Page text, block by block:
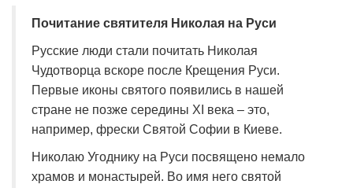
Почитание святителя Николая на Руси
Русские люди стали почитать Николая
Чудотворца вскоре после Крещения Руси.
Первые иконы святого появились в нашей
стране не позже середины XI века – это,
например, фрески Святой Софии в Киеве.
Николаю Угоднику на Руси посвящено немало
храмов и монастырей. Во имя него святой